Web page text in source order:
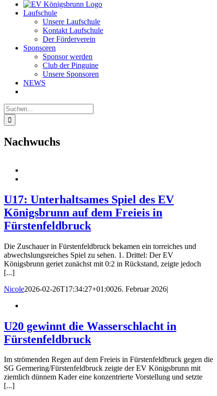
Laufschule
Unsere Laufschule
Kontakt Laufschule
Der Förderverein
Sponsoren
Sponsor werden
Club der Pinguine
Unsere Sponsoren
NEWS
Suche
nach:
Nachwuchs
U17: Unterhaltsames Spiel des EV
Königsbrunn auf dem Freieis in
Fürstenfeldbruck
Die Zuschauer in Fürstenfeldbruck bekamen ein torreiches und
abwechslungsreiches Spiel zu sehen. 1. Drittel: Der EV
Königsbrunn geriet zunächst mit 0:2 in Rückstand, zeigte jedoch
[...]
Nicole2026-02-26T17:34:27+01:0026. Februar 2026|
U20 gewinnt die Wasserschlacht in
Fürstenfeldbruck
Im strömenden Regen auf dem Freieis in Fürstenfeldbruck gegen die
SG Germering/Fürstenfeldbruck zeigte der EV Königsbrunn mit
ziemlich dünnem Kader eine konzentrierte Vorstellung und setzte
[...]